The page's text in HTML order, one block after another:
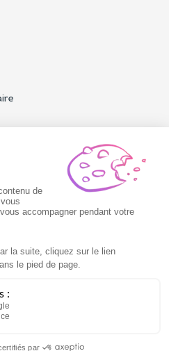
professionnels
du lundi au vendredi de 9h à 18h